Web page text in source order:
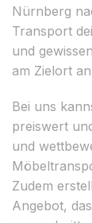
Nürnberg
Transport
und
am Zielort
Bei uns
preiswert
und
Zudem
Angebot,